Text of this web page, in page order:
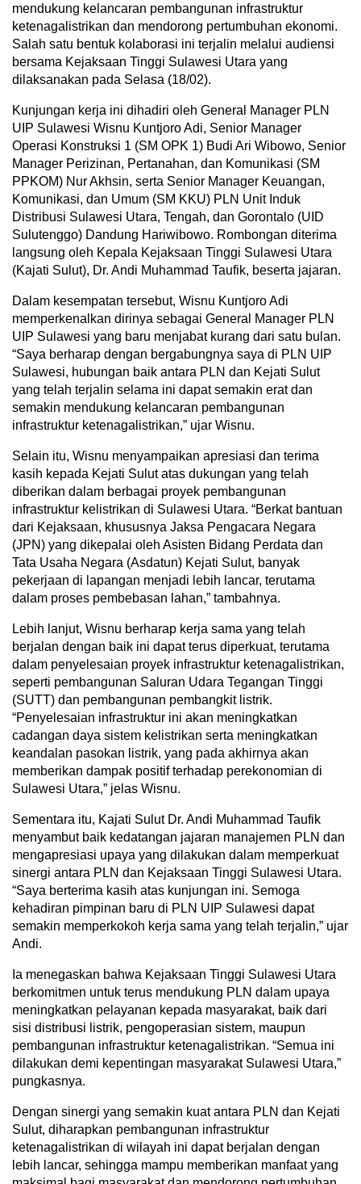
mendukung kelancaran pembangunan infrastruktur
ketenagalistrikan dan mendorong pertumbuhan ekonomi.
Salah satu bentuk kolaborasi ini terjalin melalui audiensi
bersama Kejaksaan Tinggi Sulawesi Utara yang
dilaksanakan pada Selasa (18/02).
Kunjungan kerja ini dihadiri oleh General Manager PLN
UIP Sulawesi Wisnu Kuntjoro Adi, Senior Manager
Operasi Konstruksi 1 (SM OPK 1) Budi Ari Wibowo, Senior
Manager Perizinan, Pertanahan, dan Komunikasi (SM
PPKOM) Nur Akhsin, serta Senior Manager Keuangan,
Komunikasi, dan Umum (SM KKU) PLN Unit Induk
Distribusi Sulawesi Utara, Tengah, dan Gorontalo (UID
Sulutenggo) Dandung Hariwibowo. Rombongan diterima
langsung oleh Kepala Kejaksaan Tinggi Sulawesi Utara
(Kajati Sulut), Dr. Andi Muhammad Taufik, beserta jajaran.
Dalam kesempatan tersebut, Wisnu Kuntjoro Adi
memperkenalkan dirinya sebagai General Manager PLN
UIP Sulawesi yang baru menjabat kurang dari satu bulan.
“Saya berharap dengan bergabungnya saya di PLN UIP
Sulawesi, hubungan baik antara PLN dan Kejati Sulut
yang telah terjalin selama ini dapat semakin erat dan
semakin mendukung kelancaran pembangunan
infrastruktur ketenagalistrikan,” ujar Wisnu.
Selain itu, Wisnu menyampaikan apresiasi dan terima
kasih kepada Kejati Sulut atas dukungan yang telah
diberikan dalam berbagai proyek pembangunan
infrastruktur kelistrikan di Sulawesi Utara. “Berkat bantuan
dari Kejaksaan, khususnya Jaksa Pengacara Negara
(JPN) yang dikepalai oleh Asisten Bidang Perdata dan
Tata Usaha Negara (Asdatun) Kejati Sulut, banyak
pekerjaan di lapangan menjadi lebih lancar, terutama
dalam proses pembebasan lahan,” tambahnya.
Lebih lanjut, Wisnu berharap kerja sama yang telah
berjalan dengan baik ini dapat terus diperkuat, terutama
dalam penyelesaian proyek infrastruktur ketenagalistrikan,
seperti pembangunan Saluran Udara Tegangan Tinggi
(SUTT) dan pembangunan pembangkit listrik.
“Penyelesaian infrastruktur ini akan meningkatkan
cadangan daya sistem kelistrikan serta meningkatkan
keandalan pasokan listrik, yang pada akhirnya akan
memberikan dampak positif terhadap perekonomian di
Sulawesi Utara,” jelas Wisnu.
Sementara itu, Kajati Sulut Dr. Andi Muhammad Taufik
menyambut baik kedatangan jajaran manajemen PLN dan
mengapresiasi upaya yang dilakukan dalam memperkuat
sinergi antara PLN dan Kejaksaan Tinggi Sulawesi Utara.
“Saya berterima kasih atas kunjungan ini. Semoga
kehadiran pimpinan baru di PLN UIP Sulawesi dapat
semakin memperkokoh kerja sama yang telah terjalin,” ujar
Andi.
Ia menegaskan bahwa Kejaksaan Tinggi Sulawesi Utara
berkomitmen untuk terus mendukung PLN dalam upaya
meningkatkan pelayanan kepada masyarakat, baik dari
sisi distribusi listrik, pengoperasian sistem, maupun
pembangunan infrastruktur ketenagalistrikan. “Semua ini
dilakukan demi kepentingan masyarakat Sulawesi Utara,”
pungkasnya.
Dengan sinergi yang semakin kuat antara PLN dan Kejati
Sulut, diharapkan pembangunan infrastruktur
ketenagalistrikan di wilayah ini dapat berjalan dengan
lebih lancar, sehingga mampu memberikan manfaat yang